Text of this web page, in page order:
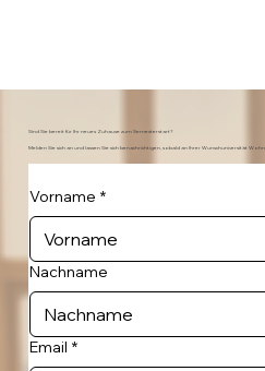
Sind Sie bereit für Ihr neues Zuhause zum Semesterstart?
Melden Sie sich an und lassen Sie sich benachrichtigen, sobald an Ihrer Wunschuniversität
Vorname *
Nachname
Email *